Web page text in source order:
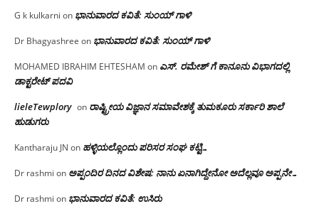
G k kulkarni on ಭಾನುವಾರದ ಕವಿತೆ: ಸುಂಯ್ ಗಾಳಿ
Dr Bhagyashree on ಭಾನುವಾರದ ಕವಿತೆ: ಸುಂಯ್ ಗಾಳಿ
MOHAMED IBRAHIM EHTESHAM on ಎಸ್. ರಮೇಶ್ ಗೆ ಕಾನೂನು ವಿಭಾಗದಲ್ಲಿ
ಡಾಕ್ಟರೇಟ್ ಪದವಿ
lieleTewplory on ರಾಷ್ಟ್ರೀಯ ವಿಜ್ಞಾನ ಸಮಾವೇಶಕ್ಕೆ‌ ತುಮಕೂರು ಸರ್ಕಾರಿ ಶಾಲೆ
ಹುಡುಗರು
Kantharaju JN on ಹಳ್ಳಿಯಲ್ಲೊಂದು ಪರಿಸರ ಸಂಘ ಕಟ್ಟಿ…
Dr rashmi on ಅಪ್ಪಂದಿರ ದಿನದ ವಿಶೇಷ: ನಾನು ಏನಾಗಿದ್ದೇನೋ‌ ಅದೆಲ್ಲವೂ ಅಪ್ಪನೇ…
Dr rashmi on ಭಾನುವಾರದ ಕವಿತೆ: ಉಸಿರು